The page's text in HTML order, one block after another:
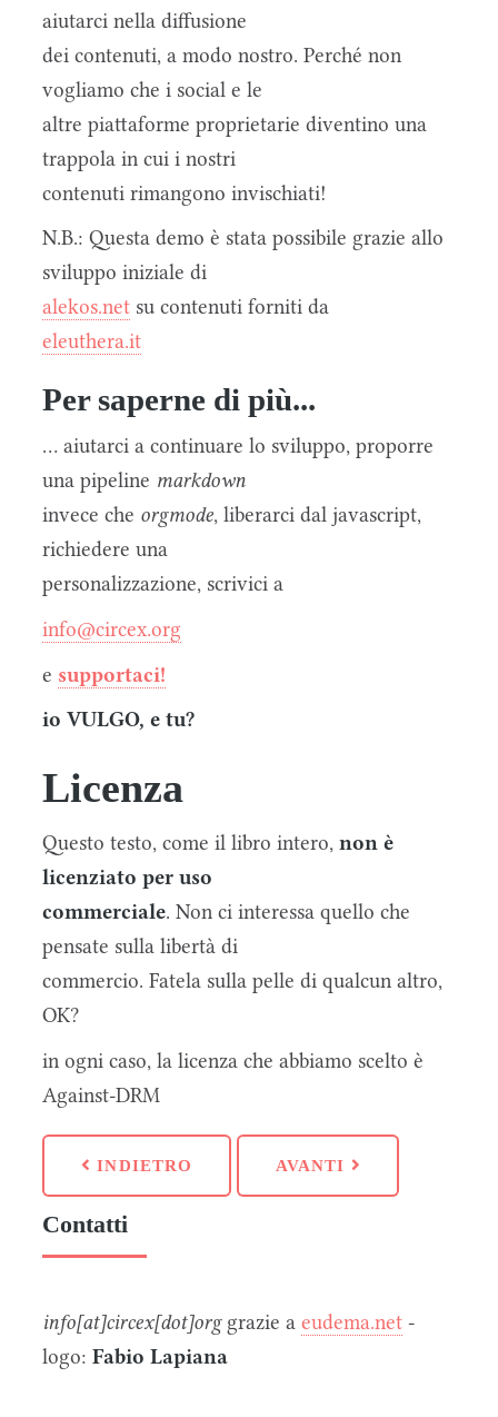
aiutarci nella diffusione
dei contenuti, a modo nostro. Perché non
vogliamo che i social e le
altre piattaforme proprietarie diventino una
trappola in cui i nostri
contenuti rimangono invischiati!
N.B.: Questa demo è stata possibile grazie allo
sviluppo iniziale di
alekos.net su contenuti forniti da
eleuthera.it
Per saperne di più...
... aiutarci a continuare lo sviluppo, proporre
una pipeline markdown
invece che orgmode, liberarci dal javascript,
richiedere una
personalizzazione, scrivici a
info@circex.org
e supportaci!
io VULGO, e tu?
Licenza
Questo testo, come il libro intero,non è
licenziato per uso
commerciale. Non ci interessa quello che
pensate sulla libertà di
commercio. Fatela sulla pelle di qualcun altro,
OK?
in ogni caso, la licenza che abbiamo scelto è
Against-DRM
INDIETRO AVANTI
Contatti
info[at]circex[dot]orggrazie aeudema.net -
logo:Fabio Lapiana